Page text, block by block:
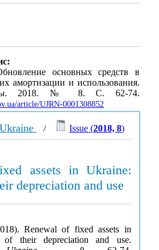
основных средств в
амортизации и использования.
. 2018. № 8. С. 62-74.
article/UJRN-0001308852
/ Issue (2018, 8)
assets in Ukraine:
depreciation and use
Renewal of fixed assets in
of their depreciation and use.